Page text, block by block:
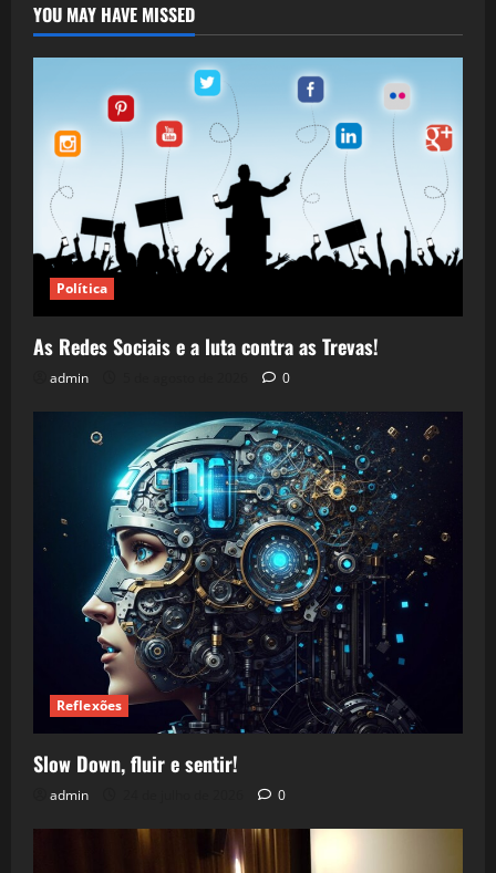
YOU MAY HAVE MISSED
Política
As Redes Sociais e a luta contra as Trevas!
admin 0
Reflexões
Slow Down, fluir e sentir!
admin 0